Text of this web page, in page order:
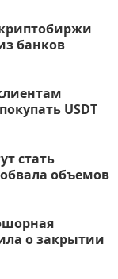
банков
USDT
стать
объемов
о закрытии